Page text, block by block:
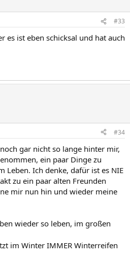
#33
es ist eben schicksal und hat auch
#34
gar nicht so lange hinter mir,
ein paar Dinge zu
Leben. Ich denke, dafür ist es NIE
zu ein paar alten Freunden
mir nun hin und wieder meine
wieder so leben, im großen
im Winter IMMER Winterreifen